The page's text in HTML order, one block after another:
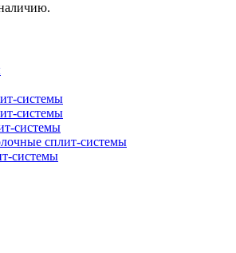
системы
системы
системы
сплит-системы
системы